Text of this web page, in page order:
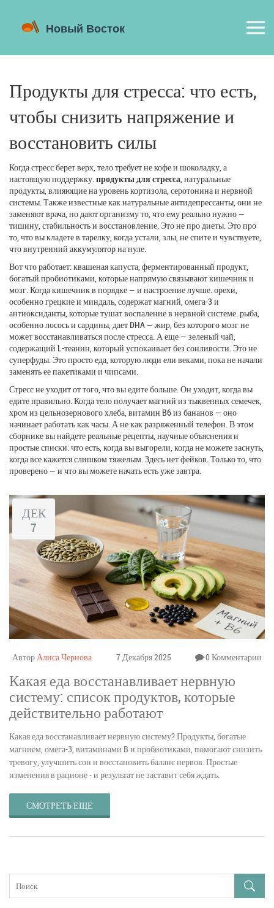
Продукты для стресса: что есть,
чтобы снизить напряжение и
восстановить силы
Когда стресс берет верх, тело требует не кофе и шоколадку, а
настоящую поддержку. продукты для стресса натуральные
продукты, влияющие на уровень кортизола, серотонина и нервной
системы . Также известные какнатуральные антидепрессанты , они не
заменяют врача, но дают организму то, что ему реально нужно —
тишину, стабильность и восстановление. Это не про диеты. Это про
то, что вы кладете в тарелку, когда устали, злы, не спите и чувствуете,
что внутренний аккумулятор на нуле.
Вот что работает:квашеная капуста ферментированный продукт,
богатый пробиотиками, которые напрямую связывают кишечник и
мозг . Когда кишечник в порядке — и настроение лучше. орехи
особенно грецкие и миндаль, содержат магний, омега-3 и
антиоксиданты, которые тушат воспаление в нервной системе рыба
особенно лосось и сардины, дает DHA — жир, без которого мозг не
может восстанавливаться после стресса . А еще — зеленый чай
содержащий L-теанин, который успокаивает без сонливости . Это не
суперфуды. Это просто еда, которую люди ели веками, пока не начали
заменять ее пакетиками и чипсами.
Стресс не уходит от того, что вы едите больше. Он уходит, когда вы
едите правильно. Когда тело получает магний из тыквенных семечек,
хром из цельнозернового хлеба, витамин B6 из бананов — оно
начинает работать как часы. А не как разряженный телефон. В этом
сборнике вы найдете реальные рецепты, научные объяснения и
простые списки: что есть, когда вы выгорели, когда не можете заснуть,
когда все кажется слишком тяжелым. Здесь нет фейков. Только то, что
проверено — и что вы можете начать есть уже завтра.
ДЕК
7
АвторАлиса Чернова 7 Декабря 2025 0 Комментарии
Какая еда восстанавливает нервную
систему: список продуктов, которые
действительно работают
Какая еда восстанавливает нервную систему? Продукты, богатые
магнием, омега-3, витаминами B и пробиотиками, помогают снизить
тревогу, улучшить сон и восстановить баланс нервов. Простые
изменения в рационе - и результат не заставит себя ждать.
СМОТРЕТЬ ЕЩЕ